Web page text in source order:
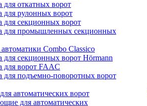
для откатных ворот
для рулонных ворот
для секционных ворот
для промышленных секционных
Combo Classico
для секционных ворот Hörmann
для ворот FAAC
для подъемно-поворотных ворот
автоматических ворот
для автоматических